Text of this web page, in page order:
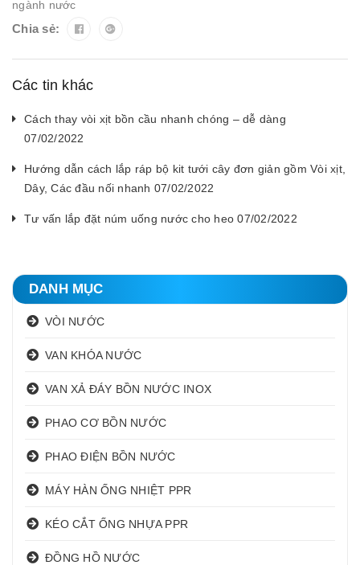
ngành nước
Chia sẻ:
Các tin khác
Cách thay vòi xịt bồn cầu nhanh chóng – dễ dàng
07/02/2022
Hướng dẫn cách lắp ráp bộ kit tưới cây đơn giản gồm Vòi xịt,
Dây, Các đầu nối nhanh 07/02/2022
Tư vấn lắp đặt núm uống nước cho heo 07/02/2022
DANH MỤC
VÒI NƯỚC
VAN KHÓA NƯỚC
VAN XẢ ĐÁY BỒN NƯỚC INOX
PHAO CƠ BỒN NƯỚC
PHAO ĐIỆN BỒN NƯỚC
MÁY HÀN ỐNG NHIỆT PPR
KÉO CẮT ỐNG NHỰA PPR
ĐỒNG HỒ NƯỚC